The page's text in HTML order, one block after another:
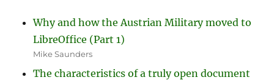
Why and how the Austrian Military moved to
LibreOffice (Part 1)
Mike Saunders
The characteristics of a truly open document